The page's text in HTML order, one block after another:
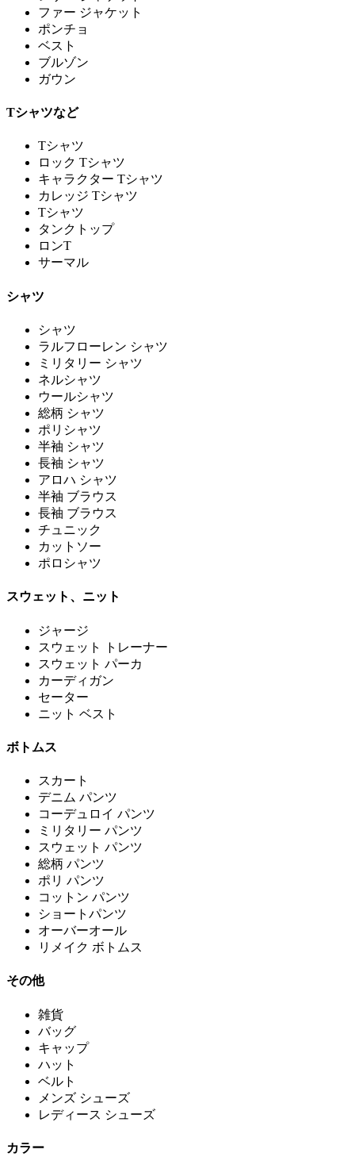
ファー ジャケット
ポンチョ
ベスト
ブルゾン
ガウン
Tシャツなど
Tシャツ
ロック Tシャツ
キャラクター Tシャツ
カレッジ Tシャツ
Tシャツ
タンクトップ
ロンT
サーマル
シャツ
シャツ
ラルフローレン シャツ
ミリタリー シャツ
ネルシャツ
ウールシャツ
総柄 シャツ
ポリシャツ
半袖 シャツ
長袖 シャツ
アロハ シャツ
半袖 ブラウス
長袖 ブラウス
チュニック
カットソー
ポロシャツ
スウェット、ニット
ジャージ
スウェット トレーナー
スウェット パーカ
カーディガン
セーター
ニット ベスト
ボトムス
スカート
デニム パンツ
コーデュロイ パンツ
ミリタリー パンツ
スウェット パンツ
総柄 パンツ
ポリ パンツ
コットン パンツ
ショートパンツ
オーバーオール
リメイク ボトムス
その他
雑貨
バッグ
キャップ
ハット
ベルト
メンズ シューズ
レディース シューズ
カラー